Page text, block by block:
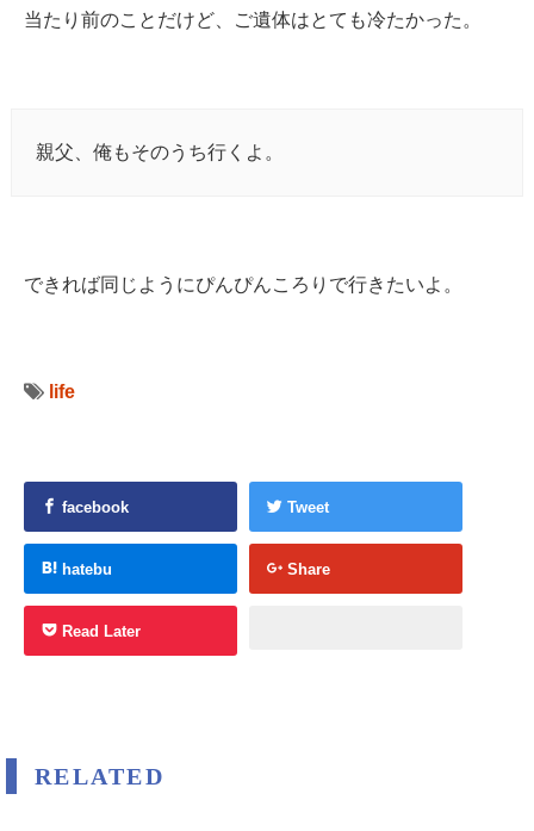
当たり前のことだけど、ご遺体はとても冷たかった。
親父、俺もそのうち行くよ。
できれば同じようにぴんぴんころりで行きたいよ。
life
facebook Tweet
hatebu Share
Read Later
RELATED